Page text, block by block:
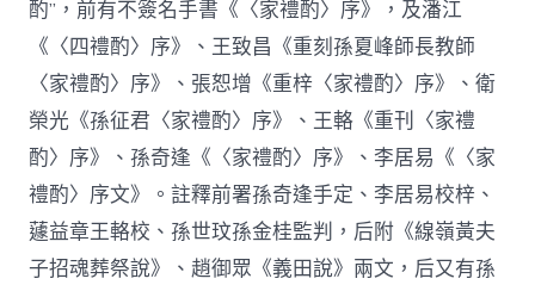
酌”，前有不簽名手書《〈家禮酌〉序》，及潘江
《〈四禮酌〉序》、王致昌《重刻孫夏峰師長教師
〈家禮酌〉序》、張恕增《重梓〈家禮酌〉序》、衛
榮光《孫征君〈家禮酌〉序》、王輅《重刊〈家禮
酌〉序》、孫奇逢《〈家禮酌〉序》、李居易《〈家
禮酌〉序文》。註釋前署孫奇逢手定、李居易校梓、
蘧益章王輅校、孫世玟孫金桂監判，后附《線嶺黃夫
子招魂葬祭說》、趙御眾《義田說》兩文，后又有孫